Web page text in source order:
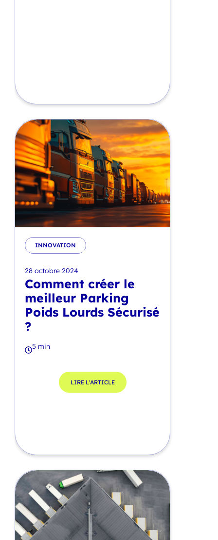
INNOVATION
28 octobre 2024
Comment créer le
meilleur Parking
Poids Lourds Sécurisé
?
5 min
LIRE L'ARTICLE